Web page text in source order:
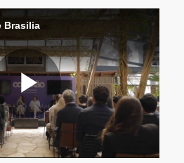
Brasilia
Video